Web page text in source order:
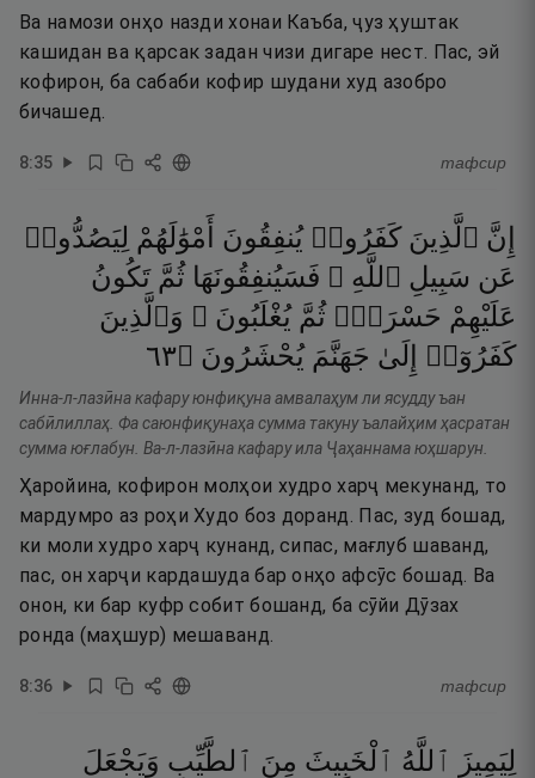
Ва намози онҳо назди хонаи Каъба, ҷуз ҳуштак
кашидан ва қарсак задан чизи дигаре нест. Пас, эй
кофирон, ба сабаби кофир шудани худ азобро
бичашед.
8:35 тафсир
إِنَّ ٱلَّذِينَ كَفَرُوا۟ يُنفِقُونَ أَمْوَٰلَهُمْ لِيَصُدُّوا۟
عَن سَبِيلِ ٱللَّهِ ۚ فَسَيُنفِقُونَهَا ثُمَّ تَكُونُ
عَلَيْهِمْ حَسْرَةًۭ ثُمَّ يُغْلَبُونَ ۗ وَٱلَّذِينَ
كَفَرُوٓا۟
إِلَىٰ جَهَنَّمَ يُحْشَرُونَ ۝٣٦
Инна-л-лазӣна кафару юнфиқуна амвалаҳум ли ясудду ъан
сабӣлиллаҳ. Фа саюнфиқунаҳа сумма такуну ъалайҳим ҳасратан
сумма юғлабун. Ва-л-лазӣна кафару ила Ҷаҳаннама юҳшарун.
Ҳаройина, кофирон молҳои худро харҷ мекунанд, то
мардумро аз роҳи Худо боз доранд. Пас, зуд бошад,
ки моли худро харҷ кунанд, сипас, мағлуб шаванд,
пас, он харҷи кардашуда бар онҳо афсӯс бошад. Ва
онон, ки бар куфр собит бошанд, ба сӯйи Дӯзах
ронда (маҳшур) мешаванд.
8:36 тафсир
لِيَمِيزَ ٱللَّهُ ٱلْخَبِيثَ مِنَ ٱلطَّيِّبِ وَيَجْعَلَ